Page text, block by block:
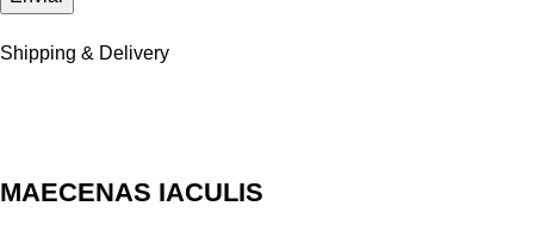
Shipping & Delivery
MAECENAS IACULIS